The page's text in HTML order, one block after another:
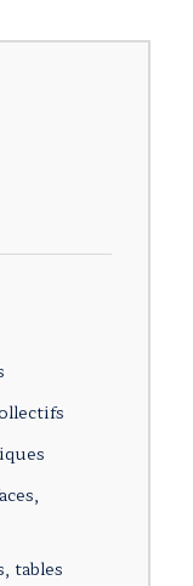
tables